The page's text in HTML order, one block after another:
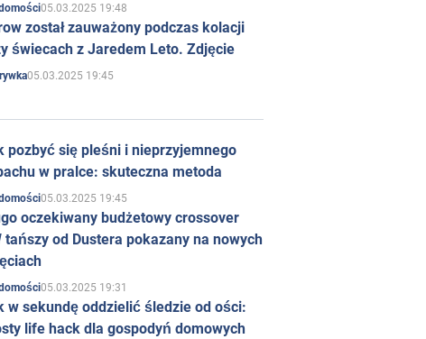
05.03.2025 19:48
został zauważony podczas kolacji
świecach z Jaredem Leto. Zdjęcie
05.03.2025 19:45
pozbyć się pleśni i nieprzyjemnego
w pralce: skuteczna metoda
05.03.2025 19:45
oczekiwany budżetowy crossover
tańszy od Dustera pokazany na nowych
05.03.2025 19:31
w sekundę oddzielić śledzie od ości:
life hack dla gospodyń domowych